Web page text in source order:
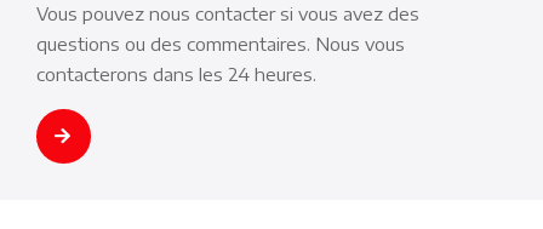
Vous pouvez nous contacter si vous avez des
questions ou des commentaires. Nous vous
contacterons dans les 24 heures.